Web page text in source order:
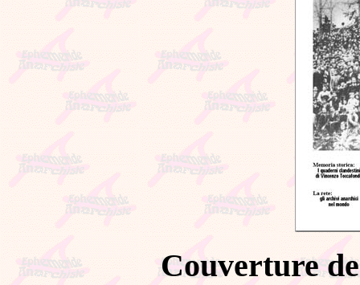
Couverture